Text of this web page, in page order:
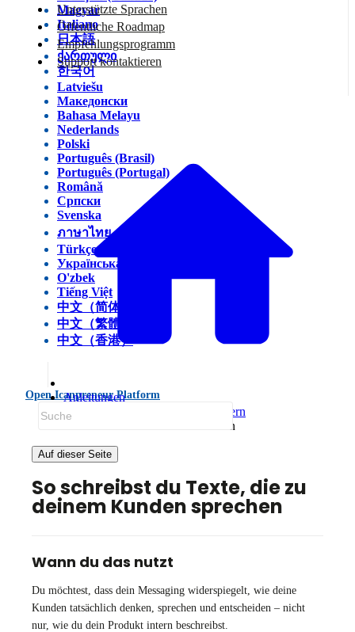
Magyar
Italiano
日本語
ქართული
한국어
Latviešu
Македонски
Bahasa Melayu
Nederlands
Polski
Português (Brasil)
Português (Portugal)
Română
Српски
Svenska
ภาษาไทย
Türkçe
Українська
O'zbek
Tiếng Việt
中文（简体）
中文（繁體）
中文（香港）
Open Icanpreneur Platform
Unterstützte Sprachen
Öffentliche Roadmap
Empfehlungsprogramm
Support kontaktieren
Anleitungen
Positionierung und GTM verbessern
Kundenorientierte Texte schreiben
Auf dieser Seite
So schreibst du Texte, die zu
deinem Kunden sprechen
Wann du das nutzt
Du möchtest, dass dein Messaging widerspiegelt, wie deine
Kunden tatsächlich denken, sprechen und entscheiden – nicht
nur, wie du dein Produkt intern beschreibst.